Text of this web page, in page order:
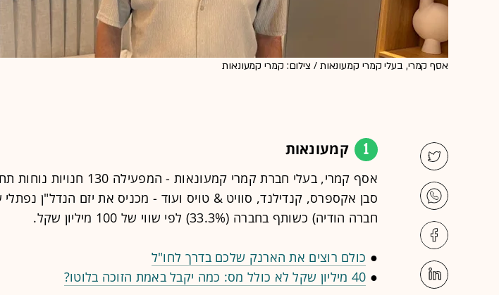
אסף קמרי, בעלי קמרי קמעונאות / צילום: קמרי קמעונאות
1 קמעונאות
אסף קמרי, בעלי חברת קמרי קמעונאות -
סבן אקספרס, קנדילנד, סוויט & טויס ועוד - מכניס את יזם הנדל"ן נפתלי
חברה הודיה) כשותף בחברה (33.3%) לפי שווי של 100 מיליון שקל.
● כולם רוצים את הארנק שלכם בדרך לחו"ל
● 40 מיליון שקל לא כולל מס: כמה יקבל באמת הזוכה בלוטו?